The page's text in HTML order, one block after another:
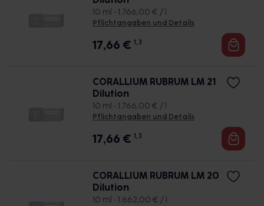
10 ml • 1.766,00 € / l
Pflichtangaben und Details
17,66 € 1, 3
CORALLIUM RUBRUM LM 21
Dilution
10 ml • 1.766,00 € / l
Pflichtangaben und Details
17,66 € 1, 3
CORALLIUM RUBRUM LM 20
Dilution
10 ml • 1.662,00 € / l